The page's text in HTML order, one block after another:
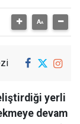
yerli
devam